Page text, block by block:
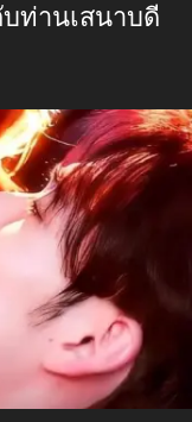
ท่านเสนาบดี